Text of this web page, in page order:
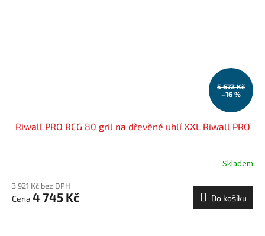
5 672 Kč
–16 %
Riwall PRO RCG 80 gril na dřevěné uhlí XXL Riwall PRO
Skladem
3 921 Kč bez DPH
4 745 Kč Do košíku